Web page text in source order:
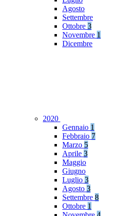
Agosto
Settembre
Ottobre 3
Novembre 1
Dicembre
2020
Gennaio 1
Febbraio 7
Marzo 5
Aprile 3
Maggio
Giugno
Luglio 3
Agosto 3
Settembre 8
Ottobre 1